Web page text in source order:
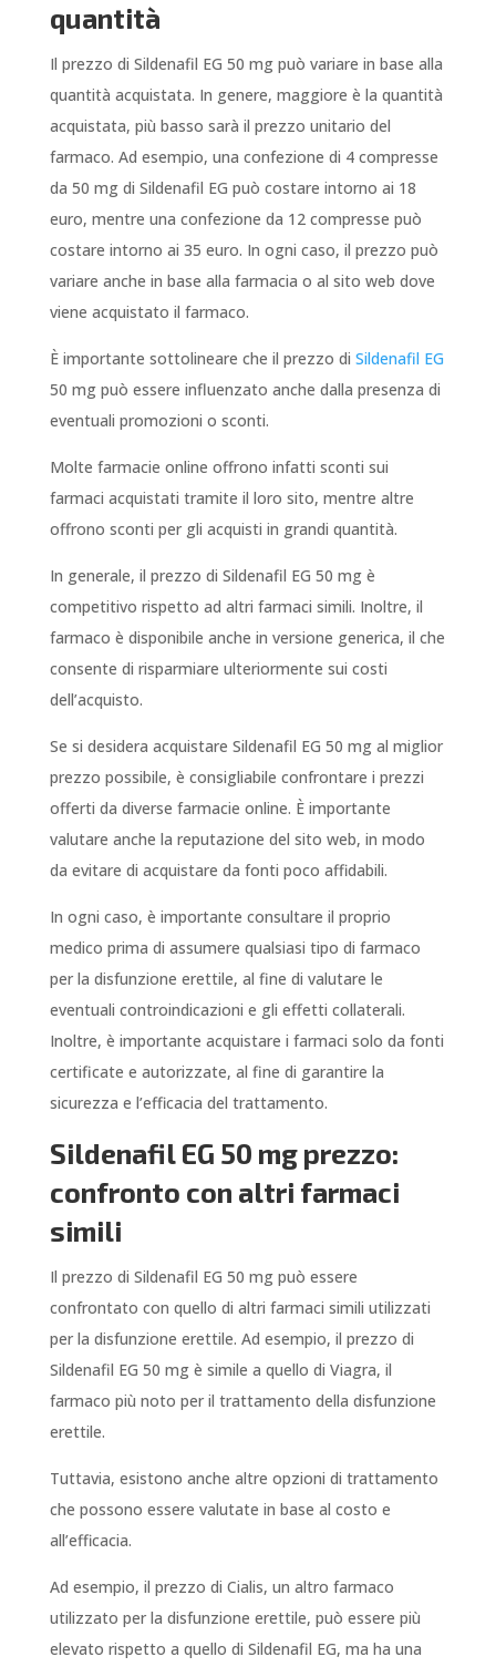
quantità
Il prezzo di Sildenafil EG 50 mg può variare in base alla
quantità acquistata. In genere, maggiore è la quantità
acquistata, più basso sarà il prezzo unitario del
farmaco. Ad esempio, una confezione di 4 compresse
da 50 mg di Sildenafil EG può costare intorno ai 18
euro, mentre una confezione da 12 compresse può
costare intorno ai 35 euro. In ogni caso, il prezzo può
variare anche in base alla farmacia o al sito web dove
viene acquistato il farmaco.
È importante sottolineare che il prezzo di Sildenafil EG
50 mg può essere influenzato anche dalla presenza di
eventuali promozioni o sconti.
Molte farmacie online offrono infatti sconti sui
farmaci acquistati tramite il loro sito, mentre altre
offrono sconti per gli acquisti in grandi quantità.
In generale, il prezzo di Sildenafil EG 50 mg è
competitivo rispetto ad altri farmaci simili. Inoltre, il
farmaco è disponibile anche in versione generica, il che
consente di risparmiare ulteriormente sui costi
dell’acquisto.
Se si desidera acquistare Sildenafil EG 50 mg al miglior
prezzo possibile, è consigliabile confrontare i prezzi
offerti da diverse farmacie online. È importante
valutare anche la reputazione del sito web, in modo
da evitare di acquistare da fonti poco affidabili.
In ogni caso, è importante consultare il proprio
medico prima di assumere qualsiasi tipo di farmaco
per la disfunzione erettile, al fine di valutare le
eventuali controindicazioni e gli effetti collaterali.
Inoltre, è importante acquistare i farmaci solo da fonti
certificate e autorizzate, al fine di garantire la
sicurezza e l’efficacia del trattamento.
Sildenafil EG 50 mg prezzo:
confronto con altri farmaci
simili
Il prezzo di Sildenafil EG 50 mg può essere
confrontato con quello di altri farmaci simili utilizzati
per la disfunzione erettile. Ad esempio, il prezzo di
Sildenafil EG 50 mg è simile a quello di Viagra, il
farmaco più noto per il trattamento della disfunzione
erettile.
Tuttavia, esistono anche altre opzioni di trattamento
che possono essere valutate in base al costo e
all’efficacia.
Ad esempio, il prezzo di Cialis, un altro farmaco
utilizzato per la disfunzione erettile, può essere più
elevato rispetto a quello di Sildenafil EG, ma ha una